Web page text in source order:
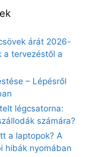
árát 2026-
a tervezéstől a
– Lépésről
légcsatorna:
számára?
a laptopok? A
hibák nyomában